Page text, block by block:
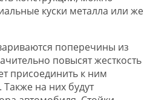
куски металла или же
поперечины из
повысят жесткость
присоединить к ним
Также на них будут